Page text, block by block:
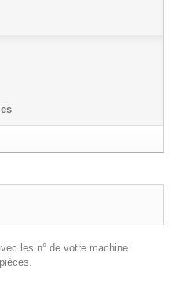
les n° de votre machine